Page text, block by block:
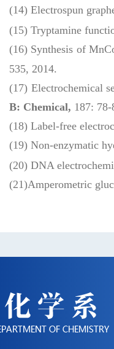
(14) Electrospun
(15) Tryptamine
(16) Synthesis of
535, 2014.
(17) Electrochemical
B: Chemical, 187: 78-
(18) Label-free
(19) Non-enzymatic
(20) DNA
(21)Amperometric